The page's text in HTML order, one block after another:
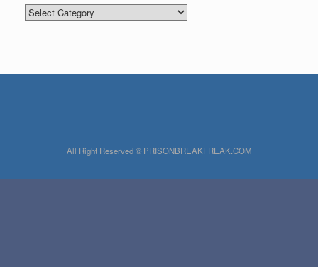
Categories
All Right Reserved © PRISONBREAKFREAK.COM